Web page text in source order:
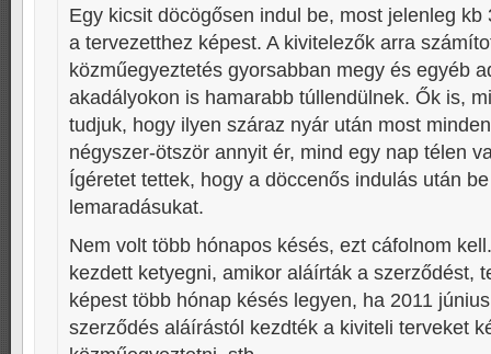
Egy kicsit döcögősen indul be, most jelenleg kb
a tervezetthez képest. A kivitelezők arra
közműegyeztetés gyorsabban megy és egyéb
akadályokon is hamarabb túllendülnek. Ők is,
tudjuk, hogy ilyen száraz nyár után most
négyszer-ötször annyit ér, mind egy nap télen
Ígéretet tettek, hogy a döccenős indulás után
lemaradásukat.
Nem volt több hónapos késés, ezt cáfolnom
kezdett ketyegni, amikor aláírták a szerződést,
képest több hónap késés legyen, ha 2011
szerződés aláírástól kezdték a kiviteli terveket